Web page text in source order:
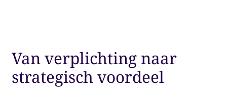
Van verplichting naar
strategisch voordeel